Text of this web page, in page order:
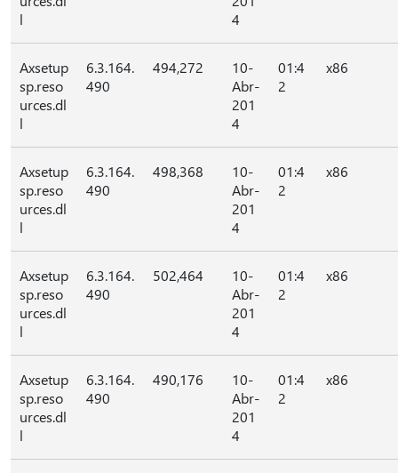
l
4
Axsetup
sp.reso
urces.dl
l
6.3.164.
490
494,272
10-
Abr-
201
4
01:4
2
x86
Axsetup
sp.reso
urces.dl
l
6.3.164.
490
498,368
10-
Abr-
201
4
01:4
2
x86
Axsetup
sp.reso
urces.dl
l
6.3.164.
490
502,464
10-
Abr-
201
4
01:4
2
x86
Axsetup
sp.reso
urces.dl
l
6.3.164.
490
490,176
10-
Abr-
201
4
01:4
2
x86